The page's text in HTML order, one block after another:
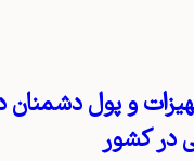
و پول دشمنان
در کشور